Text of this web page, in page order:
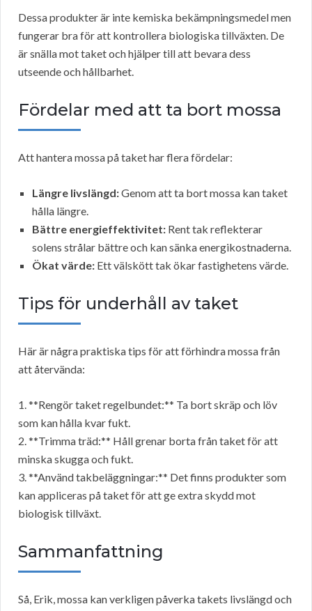
Dessa produkter är inte kemiska bekämpningsmedel men
fungerar bra för att kontrollera biologiska tillväxten. De
är snälla mot taket och hjälper till att bevara dess
utseende och hållbarhet.
Fördelar med att ta bort mossa
Att hantera mossa på taket har flera fördelar:
Längre livslängd:Genom att ta bort mossa kan taket
hålla längre.
Bättre energieffektivitet: Rent tak reflekterar
solens strålar bättre och kan sänka energikostnaderna.
Ökat värde: Ett välskött tak ökar fastighetens värde.
Tips för underhåll av taket
Här är några praktiska tips för att förhindra mossa från
att återvända:
1. **Rengör taket regelbundet:** Ta bort skräp och löv
som kan hålla kvar fukt.
2. **Trimma träd:** Håll grenar borta från taket för att
minska skugga och fukt.
3. **Använd takbeläggningar:** Det finns produkter som
kan appliceras på taket för att ge extra skydd mot
biologisk tillväxt.
Sammanfattning
Så, Erik, mossa kan verkligen påverka takets livslängd och